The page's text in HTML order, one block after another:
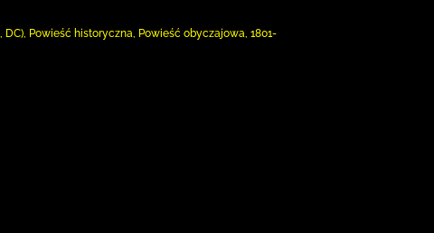
Powieść historyczna, Powieść obyczajowa, 1801-